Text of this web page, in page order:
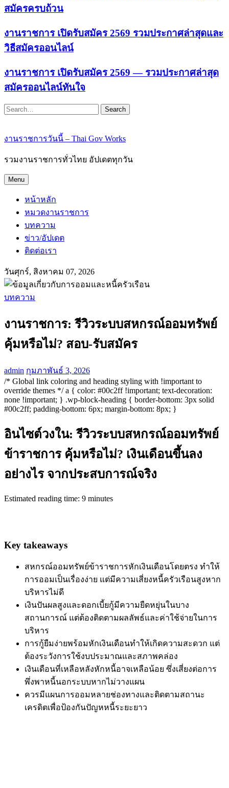
สมัครครบถ้วน
งานราชการ เปิดรับสมัคร 2569 รวมประกาศล่าสุดและ
วิธีสมัครออนไลน์
งานราชการ เปิดรับสมัคร 2569 — รวมประกาศล่าสุด
สมัครออนไลน์ทันใจ
Search
งานราชการวันนี้ – Thai Gov Works
รวมงานราชการทั่วไทย อัปเดตทุกวัน
Menu
หน้าหลัก
หมวดงานราชการ
บทความ
ข่าว/อัปเดต
ติดต่อเรา
วันศุกร์, สิงหาคม 07, 2026
บทความ
งานราชการ: รีวิวระบบสหกรณ์ออมทรัพย์
คุ้มหรือไม่? สอบ-รับสมัคร
admin กุมภาพันธ์ 3, 2026
/* Global link coloring and heading styling with !important to
override themes */ a { color: #00c2ff !important; text-decoration:
none !important; } .wp-block-heading { border-bottom: 3px solid
#00c2ff; padding-bottom: 6px; margin-bottom: 8px; }
อินไซต์วงใน: รีวิวระบบสหกรณ์ออมทรัพย์
ข้าราชการ คุ้มหรือไม่? เงินเดือนขึ้นลง
อย่างไร จากประสบการณ์จริง
Estimated reading time: 9 minutes
Key takeaways
สหกรณ์ออมทรัพย์ข้าราชการหักเงินเดือนโดยตรง ทำให้
การออมเป็นเรื่องง่าย แต่มีความเสี่ยงหนี้ครัวเรือนสูงหาก
บริหารไม่ดี
เงินปันผลสูงและดอกเบี้ยกู้มีความยืดหยุ่นในบาง
สถานการณ์ แต่ต้องติดตามผลลัพธ์และค่าใช้จ่ายในการ
บริหาร
การกู้ยืมง่ายพร้อมหักเงินเดือนทำให้เกิดความสะดวก แต่
ต้องระวังการใช้งบประมาณและสภาพคล่อง
เงินเดือนที่เหลือหลังหักหนี้อาจเหลือน้อย ซึ่งเสี่ยงต่อการ
พึ่งพาหนี้นอกระบบหากไม่วางแผน
ควรมีแผนการออมหลายช่องทางและติดตามสถานะ
เครดิตเพื่อป้องกันปัญหหนี้ระยะยาว